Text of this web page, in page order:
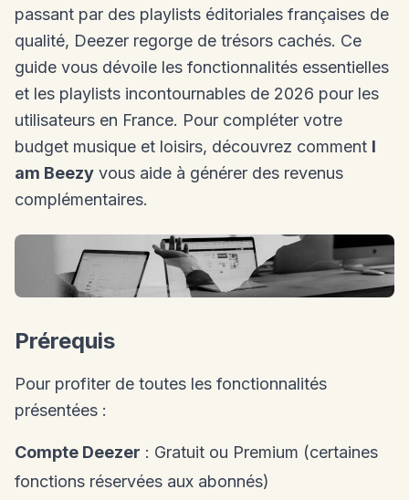
passant par des playlists éditoriales françaises de
qualité, Deezer regorge de trésors cachés. Ce
guide vous dévoile les fonctionnalités essentielles
et les playlists incontournables de 2026 pour les
utilisateurs en France. Pour compléter votre
budget musique et loisirs, découvrez comment I
am Beezy vous aide à générer des revenus
complémentaires.
Prérequis
Pour profiter de toutes les fonctionnalités
présentées :
Compte Deezer : Gratuit ou Premium (certaines
fonctions réservées aux abonnés)